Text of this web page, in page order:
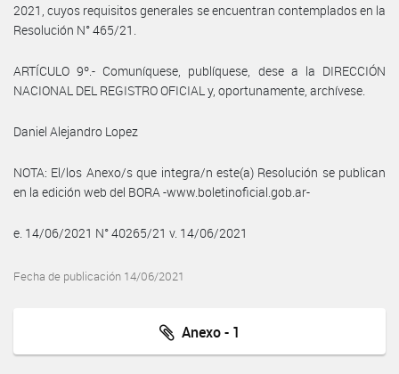
2021, cuyos requisitos generales se encuentran contemplados en la
Resolución N° 465/21.
ARTÍCULO 9º.- Comuníquese, publíquese, dese a la DIRECCIÓN
NACIONAL DEL REGISTRO OFICIAL y, oportunamente, archívese.
Daniel Alejandro Lopez
NOTA: El/los Anexo/s que integra/n este(a) Resolución se publican
en la edición web del BORA -www.boletinoficial.gob.ar-
e. 14/06/2021 N° 40265/21 v. 14/06/2021
Fecha de publicación 14/06/2021
Anexo - 1